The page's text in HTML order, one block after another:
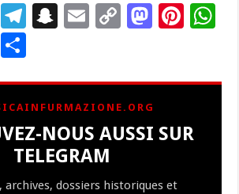
Bl
u
es
T
gr
a
m
S
p
c
h
at
E
l
C
y
Li
n
M
d
n
Pi
es
G
ta
g
erNOUS AUSSI SUR
TELEGRAM
archives, dossiers historiques et